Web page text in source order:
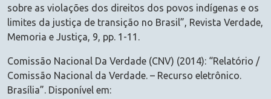
sobre as violações dos direitos dos povos indígenas e os
limites da justiça de transição no Brasil”, Revista Verdade,
Memoria e Justiça, 9, pp. 1-11.
Comissão Nacional Da Verdade (CNV) (2014): “Relatório /
Comissão Nacional da Verdade. – Recurso eletrônico.
Brasília”. Disponível em: